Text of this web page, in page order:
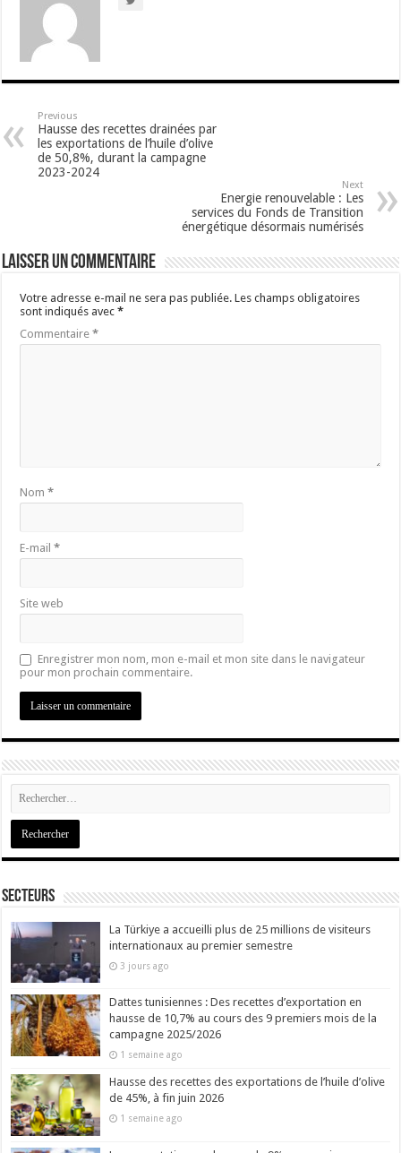
Previous
Hausse des recettes drainées par
les exportations de l’huile d’olive
de 50,8%, durant la campagne
2023-2024
Next
Energie renouvelable : Les
services du Fonds de Transition
énergétique désormais numérisés
Laisser un commentaire
Votre adresse e-mail ne sera pas publiée. Les champs obligatoires
sont indiqués avec*
Commentaire*
Nom*
E-mail*
Site web
Enregistrer mon nom, mon e-mail et mon site dans le navigateur
pour mon prochain commentaire.
Secteurs
La Türkiye a accueilli plus de 25 millions de visiteurs
internationaux au premier semestre
3 jours ago
Dattes tunisiennes : Des recettes d’exportation en
hausse de 10,7% au cours des 9 premiers mois de la
campagne 2025/2026
1 semaine ago
Hausse des recettes des exportations de l’huile d’olive
de 45%, à fin juin 2026
1 semaine ago